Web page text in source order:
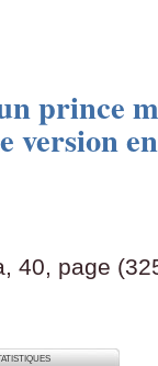
prince
version
40, page